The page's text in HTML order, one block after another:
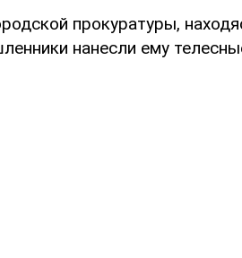
прокуратуры,
нанесли ему